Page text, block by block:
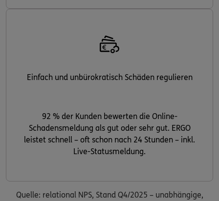
Einfach und unbürokratisch Schäden regulieren
92 % der Kunden bewerten die Online-
Schadensmeldung als gut oder sehr gut. ERGO
leistet schnell – oft schon nach 24 Stunden – inkl.
Live-Statusmeldung.
Quelle: relational NPS, Stand Q4/2025 – unabhängige,